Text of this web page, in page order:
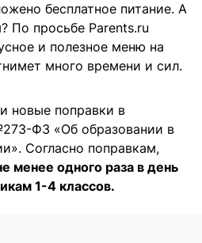
бесплатное питание. А
По просьбе Parents.ru
и полезное меню на
много времени и сил.
новые поправки в
ФЗ «Об образовании в
Согласно поправкам,
менее одного раза в день
1-4 классов.